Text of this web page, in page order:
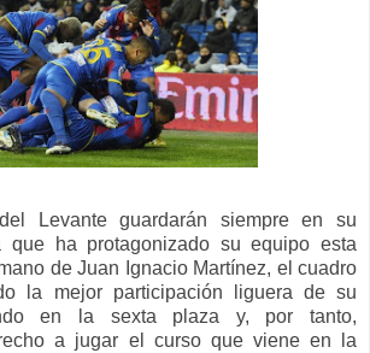
Levante guardarán siempre en su
que ha protagonizado su equipo esta
de Juan Ignacio Martínez, el cuadro
la mejor participación liguera de su
en la sexta plaza y, por tanto,
a jugar el curso que viene en la